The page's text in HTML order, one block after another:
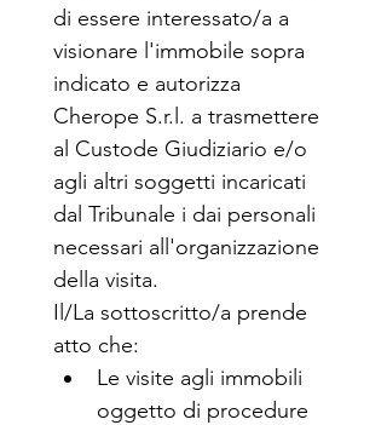
di essere interessato/a a
visionare l'immobile sopra
indicato e autorizza
Cherope S.r.l. a trasmettere
al Custode Giudiziario e/o
agli altri soggetti incaricati
dal Tribunale i dai personali
necessari all'organizzazione
della visita.
Il/La sottoscritto/a prende
atto che:
Le visite agli immobili
oggetto di procedure